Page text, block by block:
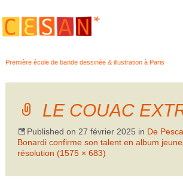
Première école de bande dessinée & illustration à Paris
au
LE COUAC
Published on 27 février 2025 in De
Bonardi confirme son talent en album
résolution (1575 × 683)